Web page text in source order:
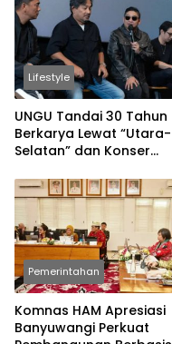
Lifestyle
UNGU Tandai 30 Tahun
Berkarya Lewat “Utara-
Selatan” dan Konser
Pemerintahan
Komnas HAM Apresiasi
Banyuwangi Perkuat